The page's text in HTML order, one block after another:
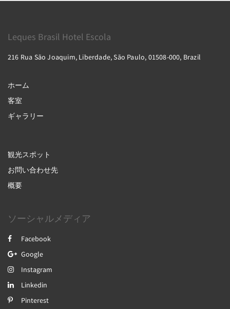
Leques Brasil Hotel Escola
216 Rua São Joaquim, Liberdade, São Paulo, 01508-000, Brazil
ホーム
客室
ギャラリー
観光スポット
お問い合わせ先
概要
ソーシャルメディア
Facebook
Google
Instagram
Linkedin
Pinterest